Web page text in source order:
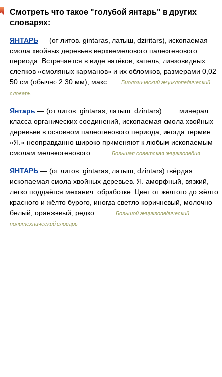
Смотреть что такое "голубой янтарь" в других
словарях:
ЯНТАРЬ — (от литов. gintaras, латыш, dziritars), ископаемая
смола хвойных деревьев верхнемелового палеогенового
периода. Встречается в виде натёков, капель, линзовидных
слепков «смоляных карманов» и их обломков, размерами 0,02
50 см (обычно 2 30 мм); макс …
Биологический энциклопедический
словарь
Янтарь — (от литов. gintaras, латыш. dzintars) минерал
класса органических соединений, ископаемая смола хвойных
деревьев в основном палеогенового периода; иногда термин
«Я.» неоправданно широко применяют к любым ископаемым
смолам мелнеогенового… …
Большая советская энциклопедия
ЯНТАРЬ — (от литов. gintaras, латыш, dzintars) твёрдая
ископаемая смола хвойных деревьев. Я. аморфный, вязкий,
легко поддаётся механич. обработке. Цвет от жёлтого до жёлто
красного и жёлто бурого, иногда светло коричневый, молочно
белый, оранжевый; редко… …
Большой энциклопедический
политехнический словарь